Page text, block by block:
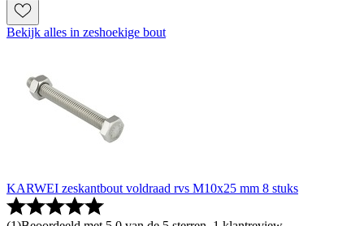
Bekijk alles in zeshoekige bout
KARWEI zeskantbout voldraad rvs M10x25 mm 8 stuks